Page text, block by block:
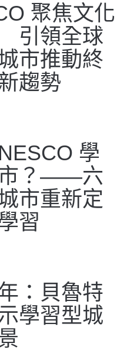
聚焦文化
引領全球
市推動終
趨勢
學
？——六
市重新定
習
：貝魯特
學習型城